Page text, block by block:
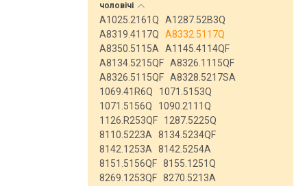
чоловічі
A1025.2161Q
A1287.52B3Q
A8319.4117Q
A8332.5117Q
A8350.5115A
A1145.4114QF
A8134.5215QF A8326.1115QF
A8326.5115QF A8328.5217SA
1069.41R6Q
1071.5153Q
1071.5156Q
1090.2111Q
1126.R253QF
1287.5225Q
8110.5223A
8134.5234QF
8142.1253A
8142.5254A
8151.5156QF 8155.1251Q
8269.1253QF 8270.5213A